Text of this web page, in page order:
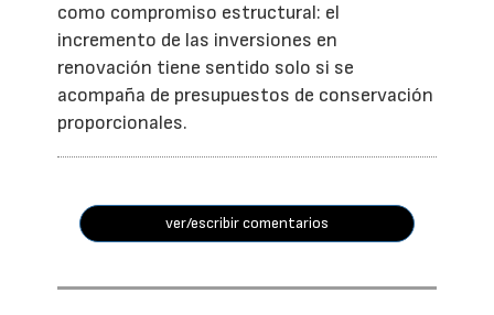
como compromiso estructural: el
incremento de las inversiones en
renovación tiene sentido solo si se
acompaña de presupuestos de conservación
proporcionales.
ver/escribir comentarios